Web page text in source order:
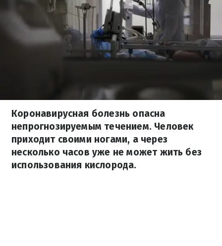
Коронавирусная болезнь опасна
непрогнозируемым течением. Человек
приходит своими ногами, а через
несколько часов уже не может жить без
использования кислорода.